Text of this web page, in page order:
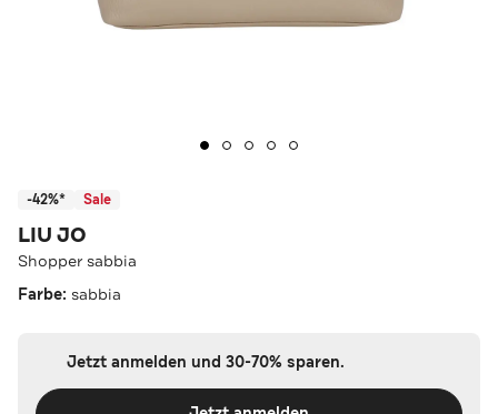
-42%* Sale
LIU JO
Shopper sabbia
Farbe: sabbia
Jetzt anmelden und 30-70% sparen.